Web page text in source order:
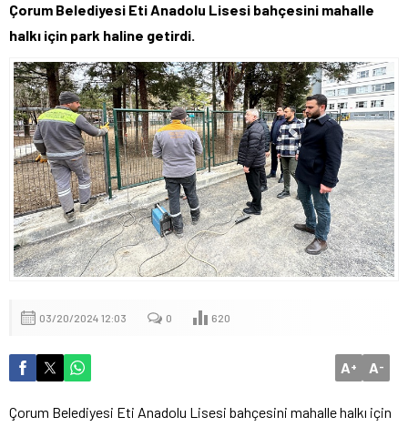
47,5921
Çorum Belediyesi Eti Anadolu Lisesi bahçesini mahalle
halkı için park haline getirdi.
03/20/2024 12:03 0 620
A+ A-
Çorum Belediyesi Eti Anadolu Lisesi bahçesini mahalle halkı için